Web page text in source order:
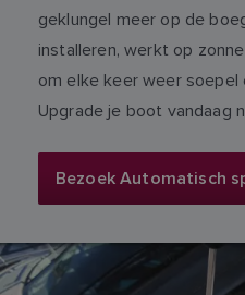
geklungel meer op de
installeren, werkt op
om elke keer weer soepel
Upgrade je boot vandaag
Bezoek Automatisch